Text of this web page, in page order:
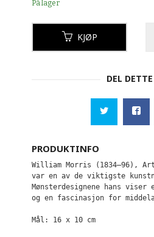
På lager
KJØP
DEL DETTE
PRODUKTINFO
William Morris (1834–96),
var en av de viktigste
Mønsterdesignene hans
Mål: 16 x 10 cm